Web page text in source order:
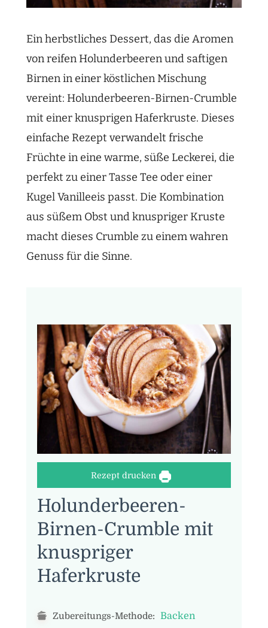
Ein herbstliches Dessert, das die Aromen
von reifen Holunderbeeren und saftigen
Birnen in einer köstlichen Mischung
vereint: Holunderbeeren-Birnen-Crumble
mit einer knusprigen Haferkruste. Dieses
einfache Rezept verwandelt frische
Früchte in eine warme, süße Leckerei, die
perfekt zu einer Tasse Tee oder einer
Kugel Vanilleeis passt. Die Kombination
aus süßem Obst und knuspriger Kruste
macht dieses Crumble zu einem wahren
Genuss für die Sinne.
Rezept drucken
Holunderbeeren-
Birnen-Crumble mit
knuspriger
Haferkruste
Zubereitungs-Methode: Backen